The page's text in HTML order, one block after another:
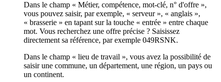
Dans le champ « Métier, compétence, mot-clé, n° d'offre »,
vous pouvez saisir, par exemple, « serveur », « anglais »,
« brasserie » en tapant sur la touche « entrée » entre chaque
mot. Vous recherchez une offre précise ? Saisissez
directement sa référence, par exemple 049RSNK.
Dans le champ « lieu de travail », vous avez la possibilité de
saisir une commune, un département, une région, un pays ou
un continent.